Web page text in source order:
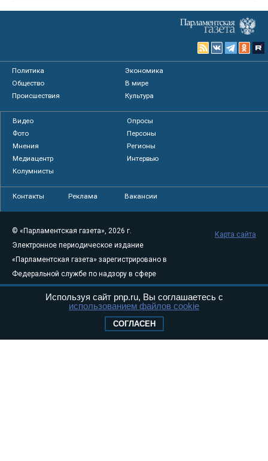
Политика
Экономика
Общество
В мире
Происшествия
Культура
Видео
Опросы
Фото
Персоны
Мнения
Регионы
Медиацентр
Интервью
Колумнисты
Контакты Реклама Вакансии
© «Парламентская газета», 2026 г.
Электронное периодическое издание
«Парламентская газета» зарегистрировано в
Федеральной службе по надзору в сфере
связи, информационных технологий и
массовых коммуникаций (Роскомнадзор) 05
Свидетельство о регистрации Эл № ФС77-
Карта сайта
Используя сайт pnp.ru, Вы соглашаетесь с
использованием файлов cookie
СОГЛАСЕН